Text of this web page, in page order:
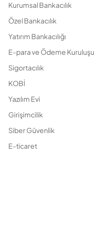
Kurumsal Bankacılık
Özel Bankacılık
Yatırım Bankacılığı
E-para ve Ödeme Kuruluşu
Sigortacılık
KOBİ
Yazılım Evi
Girişimcilik
Siber Güvenlik
E-ticaret